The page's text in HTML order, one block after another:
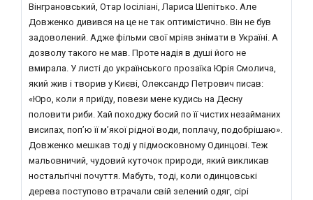
Вінграновський, Отар Іосіліані, Лариса Шепітько. Але
Довженко дивився на це не так оптимістично. Він не був
задоволений. Адже фільми свої мріяв знімати в Україні. А
дозволу такого не мав. Проте надія в душі його не
вмирала. У листі до українського прозаїка Юрія Смолича,
який жив і творив у Києві, Олександр Петрович писав:
«Юро, коли я приїду, повези мене кудись на Десну
половити риби. Хай походжу босий по її чистих незайманих
висипах, поп’ю її м’якої рідної води, поплачу, подобрішаю».
Довженко мешкав тоді у підмосковному Одинцові. Теж
мальовничий, чудовий куточок природи, який викликав
ностальгічні почуття. Мабуть, тоді, коли одинцовські
дерева поступово втрачали свій зелений одяг, сірі